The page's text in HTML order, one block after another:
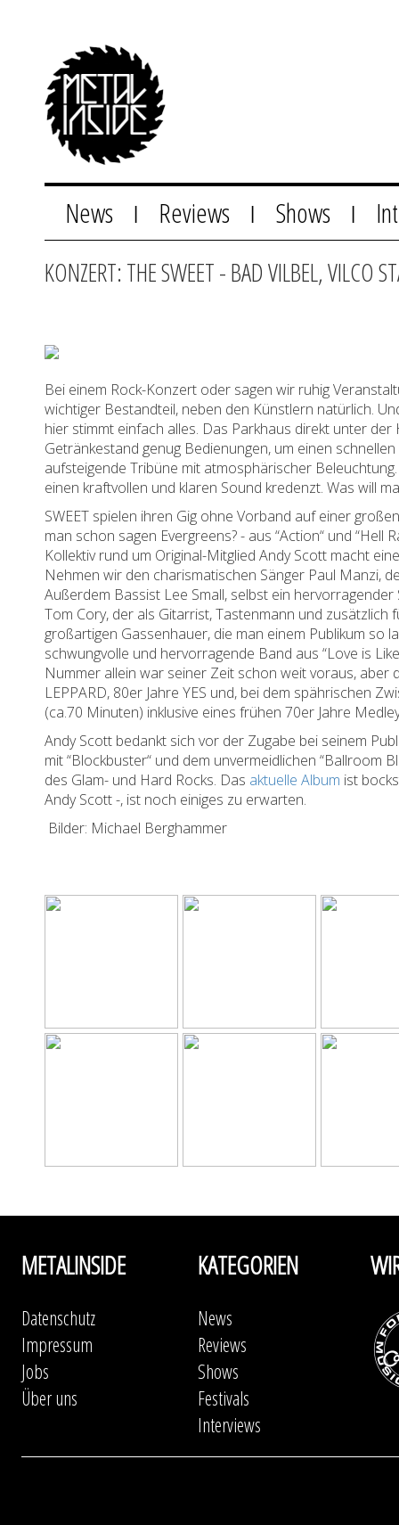
News Reviews Shows
KONZERT: THE SWEET - BAD VILBEL, VILCO
Bei einem Rock-Konzert oder sagen wir ruhig
wichtiger Bestandteil, neben den Künstlern natürlich.
hier stimmt einfach alles. Das Parkhaus direkt unter
Getränkestand genug Bedienungen, um einen
aufsteigende Tribüne mit atmosphärischer
einen kraftvollen und klaren Sound kredenzt. Was will
SWEET spielen ihren Gig ohne Vorband auf einer
man schon sagen Evergreens? - aus “Action“ und
Kollektiv rund um Original-Mitglied Andy Scott macht
Nehmen wir den charismatischen Sänger Paul Manzi,
Außerdem Bassist Lee Small, selbst ein hervorragender
Tom Cory, der als Gitarrist, Tastenmann und
großartigen Gassenhauer, die man einem Publikum so
schwungvolle und hervorragende Band aus “Love is
Nummer allein war seiner Zeit schon weit voraus, aber
LEPPARD, 80er Jahre YES und, bei dem spährischen
(ca.70 Minuten) inklusive eines frühen 70er Jahre
Andy Scott bedankt sich vor der Zugabe bei seinem
mit “Blockbuster“ und dem unvermeidlichen “Ballroom
des Glam- und Hard Rocks. Das aktuelle Album ist
Andy Scott -, ist noch einiges zu erwarten.
Bilder: Michael Berghammer
METALINSIDE
Datenschutz
Impressum
Jobs
Über uns
KATEGORIEN
News
Reviews
Shows
Festivals
Interviews